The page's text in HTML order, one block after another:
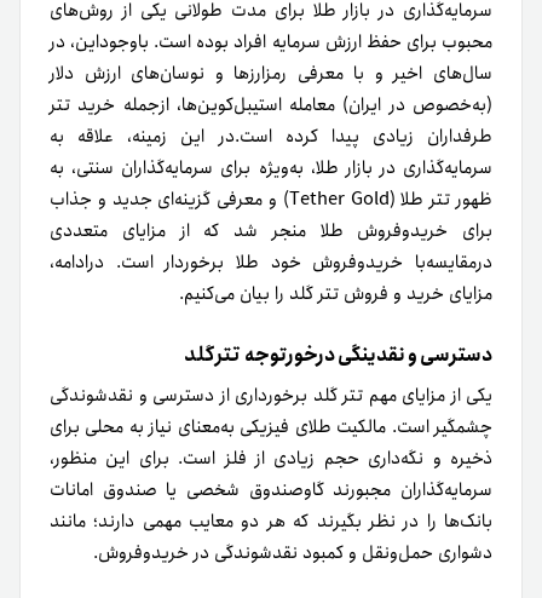
سرمایه‌گذاری در بازار طلا برای مدت‌ طولانی یکی از روش‌های
محبوب‌ برای حفظ ارزش سرمایه افراد بوده است. باوجوداین، در
سال‌های اخیر و با معرفی رمزارزها و نوسان‌های ارزش دلار
(به‌خصوص در ایران) معامله استیبل‌کوین‌ها، ازجمله خرید تتر
طرفداران زیادی پیدا کرده است.در این زمینه، علاقه به
سرمایه‌گذاری در بازار طلا، به‌ویژه برای سرمایه‌گذاران سنتی، به
ظهور تتر طلا (Tether Gold) و معرفی گزینه‌ای جدید و جذاب
برای خرید‌و‌فروش طلا منجر شد که از مزایای متعددی
درمقایسه‌با خرید‌و‌فروش خود طلا برخوردار است. در‌ادامه‌،
مزایای خرید و فروش تتر گلد را بیان می‌کنیم.
دسترسی و نقدینگی درخورتوجه تترگلد
یکی از مزایای مهم تتر گلد برخورداری از دسترسی و نقدشوندگی
چشمگیر است. مالکیت طلای فیزیکی به‌معنای نیاز به محلی برای
ذخیره و نگه‌داری حجم زیادی از فلز است. برای این منظور،
سرمایه‌گذاران مجبورند گاوصندوق شخصی یا صندوق امانات
بانک‌ها را در نظر بگیرند که هر دو معایب مهمی دارند؛ مانند
دشواری حمل‌ونقل و کمبود نقد‌شوندگی در خرید‌و‌فروش.